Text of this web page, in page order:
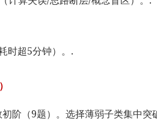
时超5分钟）。.
阶（9题）。选择薄弱子类集中